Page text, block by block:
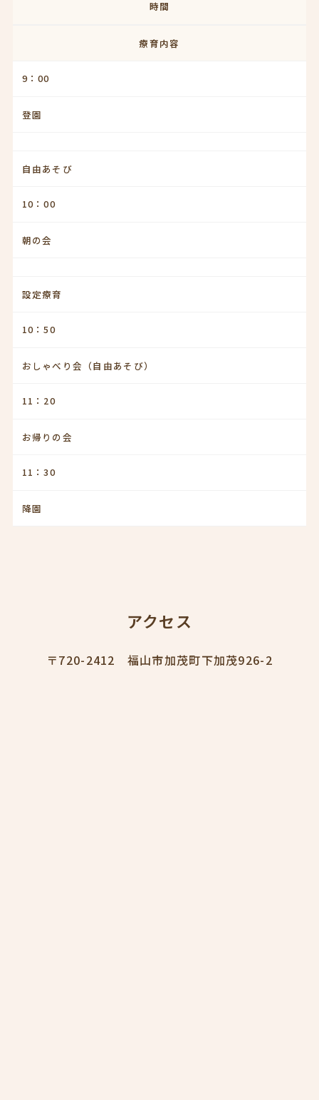
時間
療育内容
9：00
登園
自由あそび
10：00
朝の会
設定療育
10：50
おしゃべり会（自由あそび）
11：20
お帰りの会
11：30
降園
アクセス
〒720-2412 福山市加茂町下加茂926-2